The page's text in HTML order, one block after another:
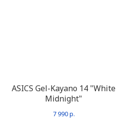
ASICS Gel-Kayano 14 "White
Midnight"
7 990 р.